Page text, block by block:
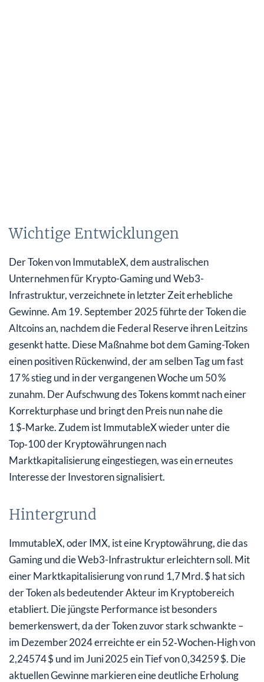
Wichtige Entwicklungen
Der Token von ImmutableX, dem australischen
Unternehmen für Krypto-Gaming und Web3-
Infrastruktur, verzeichnete in letzter Zeit erhebliche
Gewinne. Am 19. September 2025 führte der Token die
Altcoins an, nachdem die Federal Reserve ihren Leitzins
gesenkt hatte. Diese Maßnahme bot dem Gaming-Token
einen positiven Rückenwind, der am selben Tag um fast
17 % stieg und in der vergangenen Woche um 50 %
zunahm. Der Aufschwung des Tokens kommt nach einer
Korrekturphase und bringt den Preis nun nahe die
1 $‑Marke. Zudem ist ImmutableX wieder unter die
Top‑100 der Kryptowährungen nach
Marktkapitalisierung eingestiegen, was ein erneutes
Interesse der Investoren signalisiert.
Hintergrund
ImmutableX, oder IMX, ist eine Kryptowährung, die das
Gaming und die Web3-Infrastruktur erleichtern soll. Mit
einer Marktkapitalisierung von rund 1,7 Mrd. $ hat sich
der Token als bedeutender Akteur im Kryptobereich
etabliert. Die jüngste Performance ist besonders
bemerkenswert, da der Token zuvor stark schwankte –
im Dezember 2024 erreichte er ein 52‑Wochen‑High von
2,24574 $ und im Juni 2025 ein Tief von 0,34259 $. Die
aktuellen Gewinne markieren eine deutliche Erholung